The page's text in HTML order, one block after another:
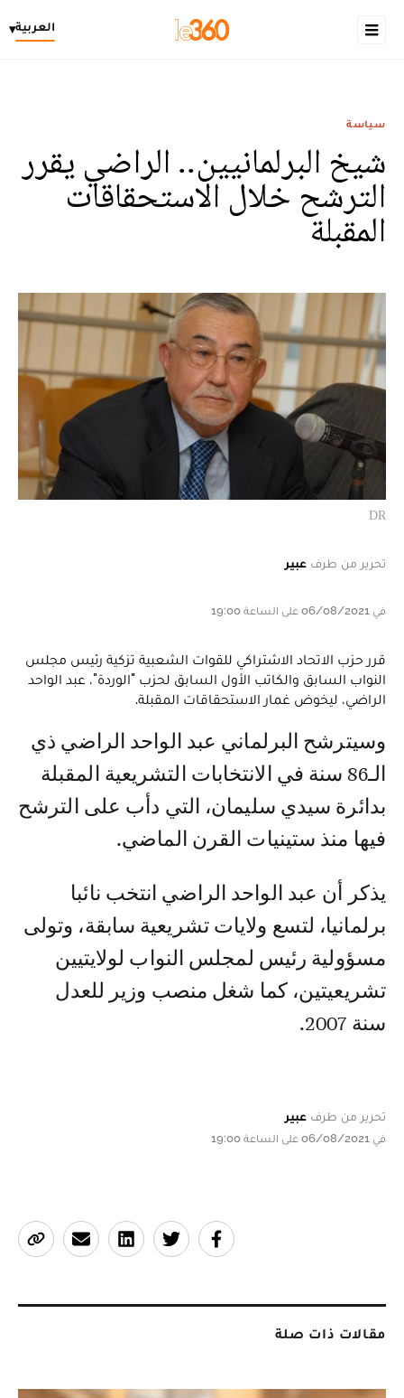
العربية▾
سياسة
شيخ البرلمانيين.. الراضي يقرر
الترشح خلال الاستحقاقات
المقبلة
DR
تحرير من طرف عبير
في 06/08/2021 على الساعة 19:00
قرر حزب الاتحاد الاشتراكي للقوات الشعبية تزكية رئيس مجلس
النواب السابق والكاتب الأول السابق لحزب "الوردة"، عبد الواحد
الراضي، ليخوض غمار الاستحقاقات المقبلة.
وسيترشح البرلماني عبد الواحد الراضي ذي
الـ86 سنة في الانتخابات التشريعية المقبلة
بدائرة سيدي سليمان، التي دأب على الترشح
فيها منذ ستينيات القرن الماضي.
يذكر أن عبد الواحد الراضي انتخب نائبا
برلمانيا، لتسع ولايات تشريعية سابقة، وتولى
مسؤولية رئيس لمجلس النواب لولايتيين
تشريعيتين، كما شغل منصب وزير للعدل
سنة 2007.
تحرير من طرف عبير
في 06/08/2021 على الساعة 19:00
مقالات ذات صلة